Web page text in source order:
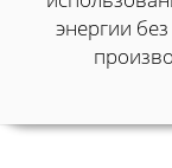
энергии